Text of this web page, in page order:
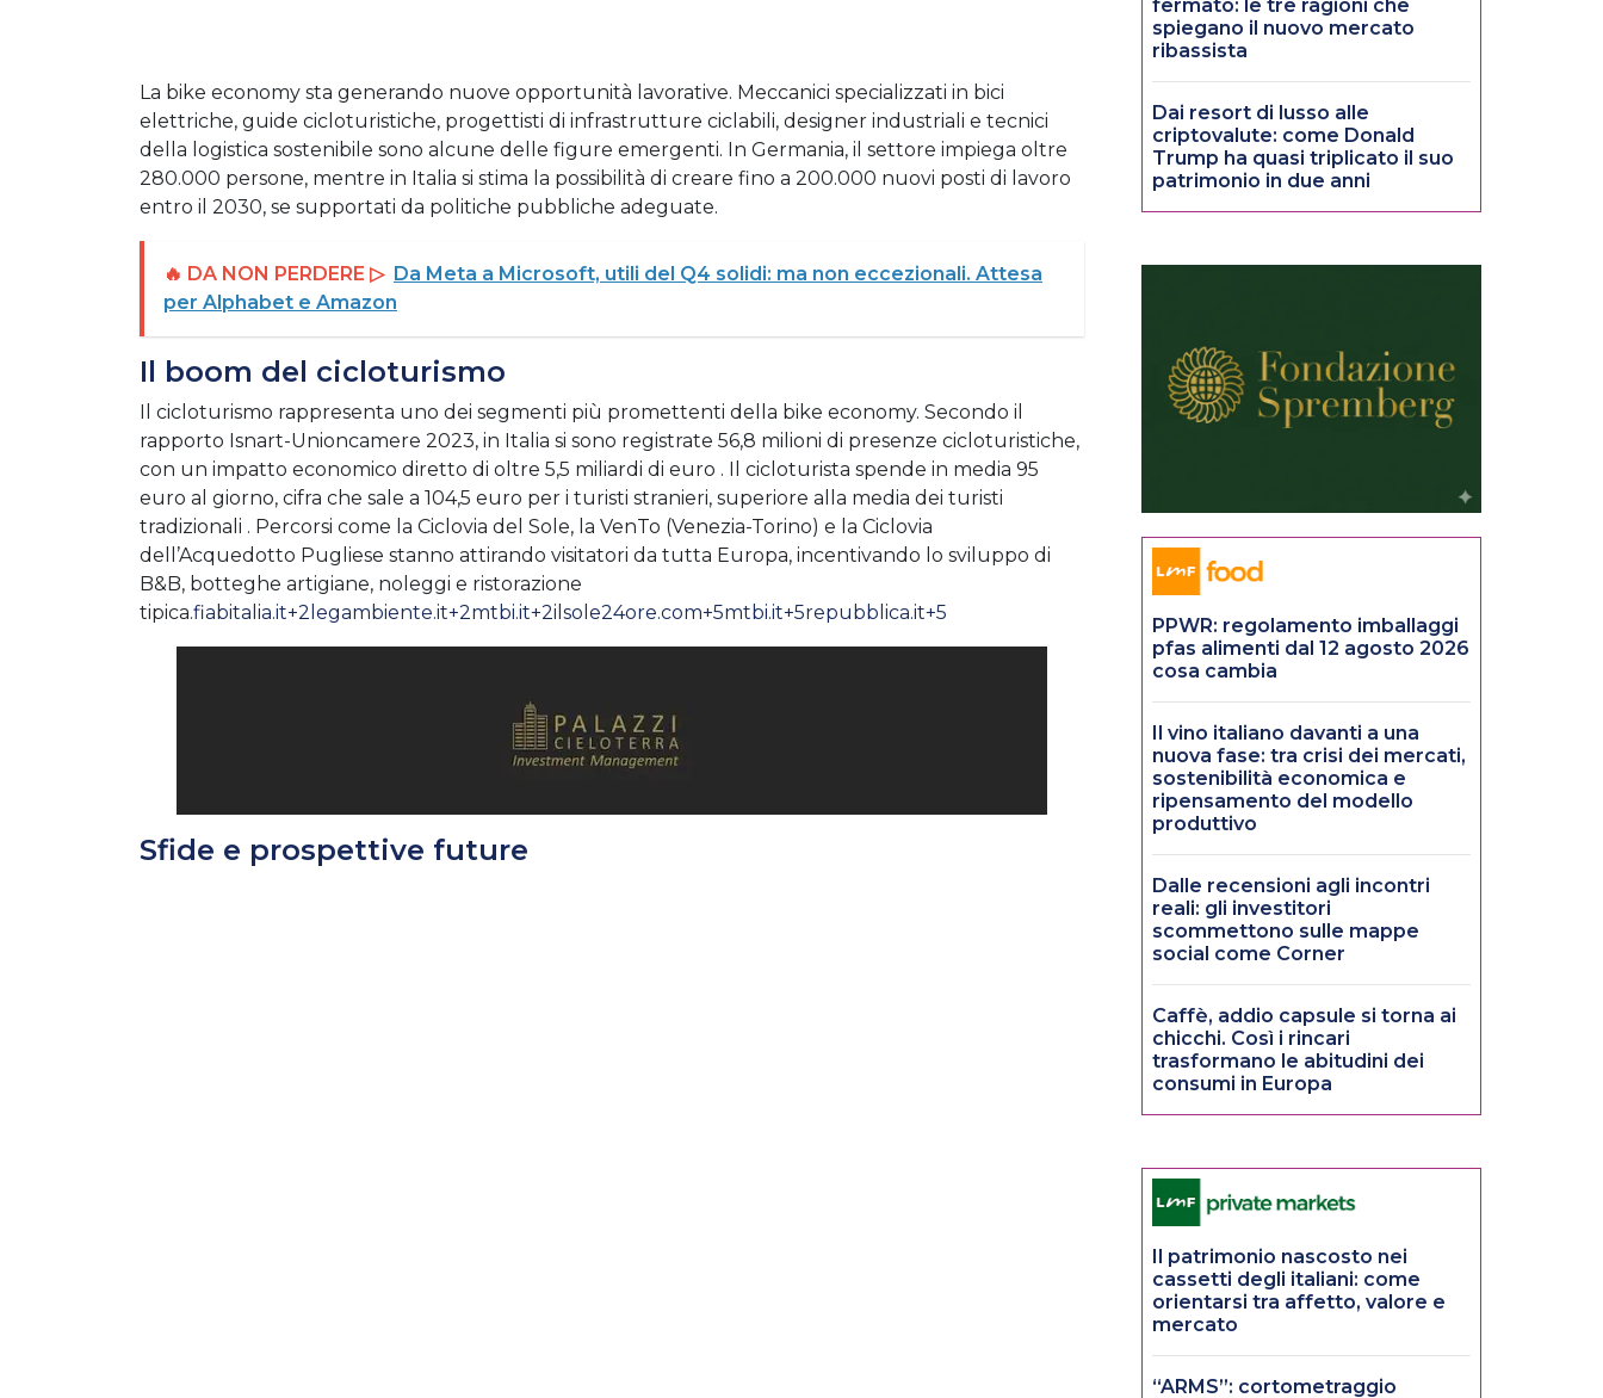
La bike economy sta generando nuove opportunità lavorative. Meccanici specializzati in bici
elettriche, guide cicloturistiche, progettisti di infrastrutture ciclabili, designer industriali e tecnici
della logistica sostenibile sono alcune delle figure emergenti. In Germania, il settore impiega oltre
280.000 persone, mentre in Italia si stima la possibilità di creare fino a 200.000 nuovi posti di lavoro
entro il 2030, se supportati da politiche pubbliche adeguate.
🔥 DA NON PERDERE ▷ Da Meta a Microsoft, utili del Q4 solidi: ma non eccezionali. Attesa
per Alphabet e Amazon
Il boom del cicloturismo
Il cicloturismo rappresenta uno dei segmenti più promettenti della bike economy. Secondo il
rapporto Isnart-Unioncamere 2023, in Italia si sono registrate 56,8 milioni di presenze cicloturistiche,
con un impatto economico diretto di oltre 5,5 miliardi di euro . Il cicloturista spende in media 95
euro al giorno, cifra che sale a 104,5 euro per i turisti stranieri, superiore alla media dei turisti
tradizionali . Percorsi come la Ciclovia del Sole, la VenTo (Venezia-Torino) e la Ciclovia
dell’Acquedotto Pugliese stanno attirando visitatori da tutta Europa, incentivando lo sviluppo di
B&B, botteghe artigiane, noleggi e ristorazione
tipica.fiabitalia.it+2legambiente.it+2mtbi.it+2ilsole24ore.com+5mtbi.it+5repubblica.it+5
Sfide e prospettive future
fermato: le tre ragioni che
spiegano il nuovo mercato
ribassista
Dai resort di lusso alle
criptovalute: come Donald
Trump ha quasi triplicato il suo
patrimonio in due anni
PPWR: regolamento imballaggi
pfas alimenti dal 12 agosto 2026
cosa cambia
Il vino italiano davanti a una
nuova fase: tra crisi dei mercati,
sostenibilità economica e
ripensamento del modello
produttivo
Dalle recensioni agli incontri
reali: gli investitori
scommettono sulle mappe
social come Corner
Caffè, addio capsule si torna ai
chicchi. Così i rincari
trasformano le abitudini dei
consumi in Europa
Il patrimonio nascosto nei
cassetti degli italiani: come
orientarsi tra affetto, valore e
mercato
“ARMS”: cortometraggio